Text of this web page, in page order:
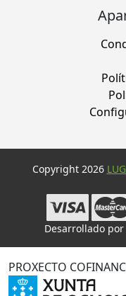
Copyright 2026
Desarrollado por
PROXECTO